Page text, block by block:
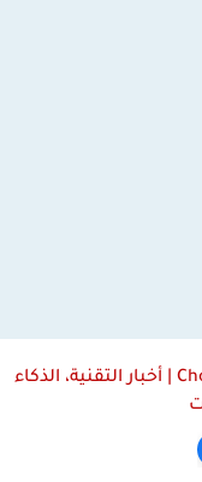
Chobixo Tech | أخبار التقنية، الذكاء